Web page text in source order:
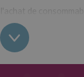
l'achat de
avons tant d'options
Capacité standard?
mieux!